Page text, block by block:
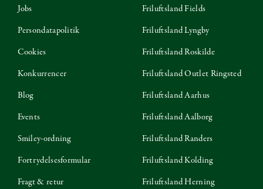
Jobs
Persondatapolitik
Cookies
Konkurrencer
Blog
Events
Smiley-ordning
Fortrydelsesformular
Fragt & retur
Friluftsland Fields
Friluftsland Lyngby
Friluftsland Roskilde
Friluftsland Outlet Ringsted
Friluftsland Aarhus
Friluftsland Aalborg
Friluftsland Randers
Friluftsland Kolding
Friluftsland Herning